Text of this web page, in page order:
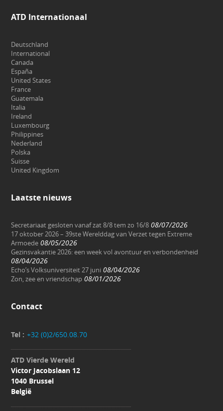
ATD Internationaal
Deutschland
International
Canada
España
United States
France
Guatemala
Italia
Ireland
Luxembourg
Philippines
Nederland
Polska
Suisse
United Kingdom
Laatste nieuws
Secretariaat gesloten vanaf zat 8/8 tem zo 16/8 08/07/2026
17 oktober 2026 – 39ste Werelddag van Verzet tegen Extreme
Armoede 08/05/2026
Gezinsvakantie 2026: een week vol avontuur en verbondenheid
08/04/2026
Echo’s Volksuniversiteit 27 juni 08/04/2026
Zon, zee en vriendschap 08/01/2026
Contact
Tel : +32 (0)2/650.08.70
ATD Vierde Wereld
Victor Jacobslaan 12
1040 Brussel
België